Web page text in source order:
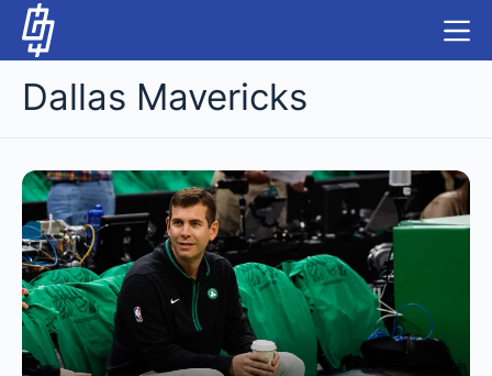
i
NBA
LUTAS E MMA
NFL
Dallas Mavericks